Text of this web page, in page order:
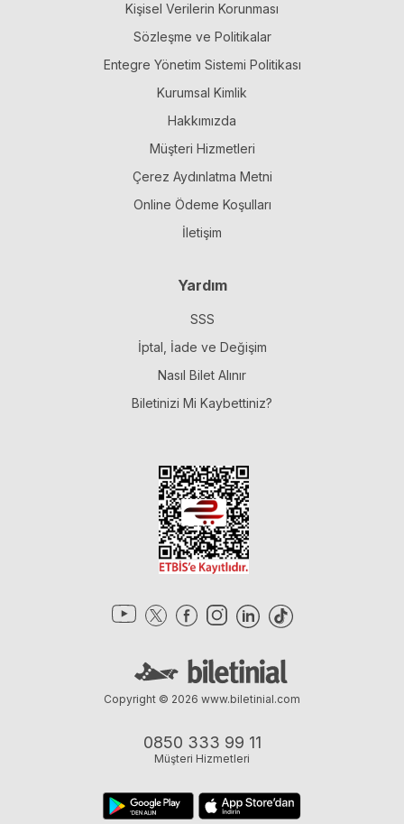
Kişisel Verilerin Korunması
Sözleşme ve Politikalar
Entegre Yönetim Sistemi Politikası
Kurumsal Kimlik
Hakkımızda
Müşteri Hizmetleri
Çerez Aydınlatma Metni
Online Ödeme Koşulları
İletişim
Yardım
SSS
İptal, İade ve Değişim
Nasıl Bilet Alınır
Biletinizi Mi Kaybettiniz?
0850 333 99 11
Müşteri Hizmetleri
Copyright © 2026 www.biletinial.com